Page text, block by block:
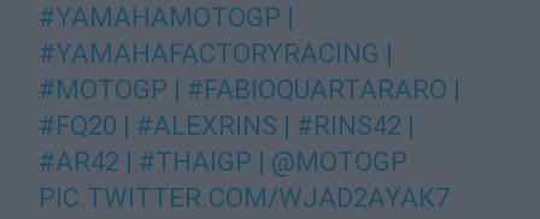
#YAMAHAMOTOGP |
#YAMAHAFACTORYRACING |
#MOTOGP | #FABIOQUARTARARO |
#FQ20 | #ALEXRINS | #RINS42 |
#AR42 | #THAIGP | @MOTOGP
PIC.TWITTER.COM/WJAD2AYAK7